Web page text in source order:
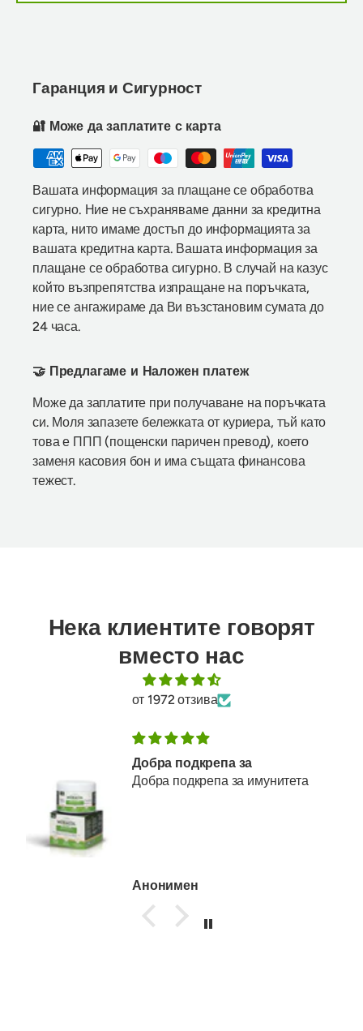
Гаранция и Сигурност
🔐 Може да заплатите с карта
Вашата информация за плащане се обработва
сигурно. Ние не съхраняваме данни за кредитна
карта, нито имаме достъп до информацията за
вашата кредитна карта. Вашата информация за
плащане се обработва сигурно. В случай на казус
който възпрепятства изпращане на поръчката,
ние се ангажираме да Ви възстановим сумата до
24 часа.
🤝 Предлагаме и Наложен платеж
Може да заплатите при получаване на поръчката
си. Моля запазете бележката от куриера, тъй като
това е ППП (пощенски паричен превод), което
заменя касовия бон и има същата финансова
тежест.
Нека клиентите говорят
вместо нас
от 1972 отзива
Добра подкрепа за
Добра подкрепа за имунитета
Анонимен